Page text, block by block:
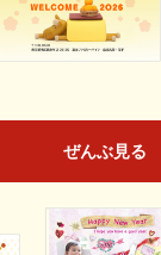
ぜんぶ見る